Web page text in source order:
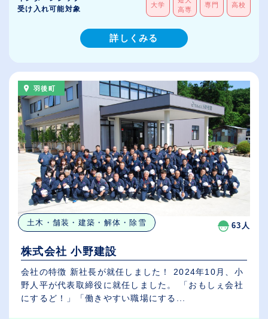
受け入れ可能対象
大学
高専
専門 高校
詳しくみる
羽後町
土木・舗装・建築・解体・除雪 63人
株式会社 小野建設
会社の特徴 新社長が就任しました！ 2024年10月、小
野人平が代表取締役に就任しました。 「おもしぇ会社
にするど！」「働きやすい職場にする...